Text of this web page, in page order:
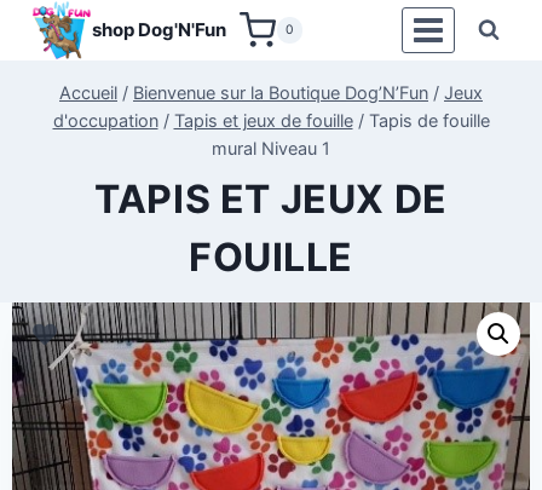
Aller
contenu
shop Dog'N'Fun 0
Accueil / Bienvenue sur la Boutique Dog’N’Fun / Jeux
d'occupation / Tapis et jeux de fouille / Tapis de fouille
mural Niveau 1
TAPIS ET JEUX DE
FOUILLE